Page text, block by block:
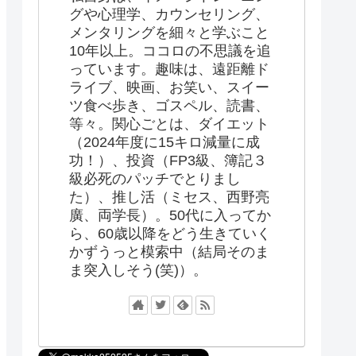
グや心理学、カウンセリング、
メンタリングを細々と学ぶこと
10年以上。ココロの不思議を追
っています。趣味は、遠距離ド
ライブ、映画、お笑い、スイー
ツ食べ歩き、ゴスペル、読書、
等々。関心ごとは、ダイエット
（2024年度に15キロ減量に成
功！）、投資（FP3級、簿記３
級必死のパッチでとりまし
た）、推し活（ミセス、西野亮
廣、両学長）。50代に入ってか
ら、60歳以降をどう生きていく
かずうっと模索中（結局そのま
ま突入しそう(笑)）。